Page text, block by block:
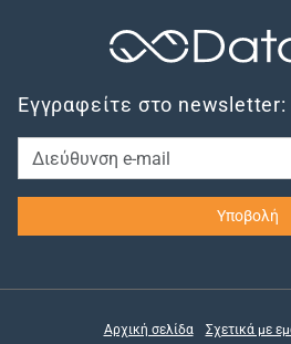
Εγγραφείτε στο newsletter:
Αρχική σελίδα Σχετικά με